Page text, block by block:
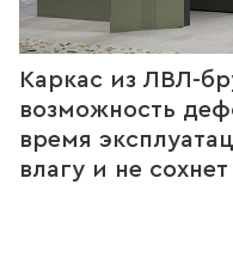
Каркас из ЛВЛ-
возможность
время
влагу и не сохнет